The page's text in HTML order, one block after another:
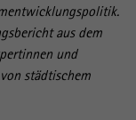
aus dem
und
städtischem